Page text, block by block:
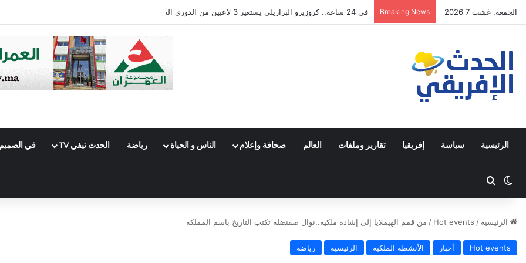
الجمعة, غشت 7 2026 Breaking News في 24 ساعة.. كروزيرو البرازيلي يستعير 3 لاعبين من الدوري السعودي في صفقة غير مسبوقة
الرئيسية سياسة إفريقيا تقارير وملفات العالم صحافة وإعلام الناس و الحياة رياضة الحدث تيفي TV في الصميم
Switch skin
ابحث عن
الرئيسية /
Hot events
/ من قمم الهيملايا إلى إشادة ملكية..نوال صفنضلة تكتب التاريخ باسم المملكة
Hot events أخبار الأنشطة الملكية الرئيسية رياضة